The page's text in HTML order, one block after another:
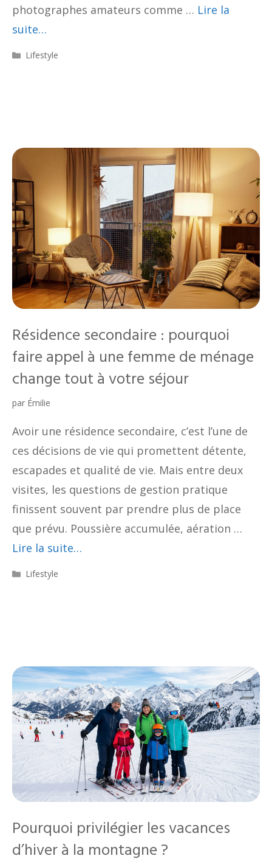
photographes amateurs comme … Lire la
suite…
Catégories
Lifestyle
Résidence secondaire : pourquoi
faire appel à une femme de ménage
change tout à votre séjour
par Émilie
Avoir une résidence secondaire, c’est l’une de
ces décisions de vie qui promettent détente,
escapades et qualité de vie. Mais entre deux
visites, les questions de gestion pratique
finissent souvent par prendre plus de place
que prévu. Poussière accumulée, aération …
Lire la suite…
Catégories
Lifestyle
Pourquoi privilégier les vacances
d’hiver à la montagne ?